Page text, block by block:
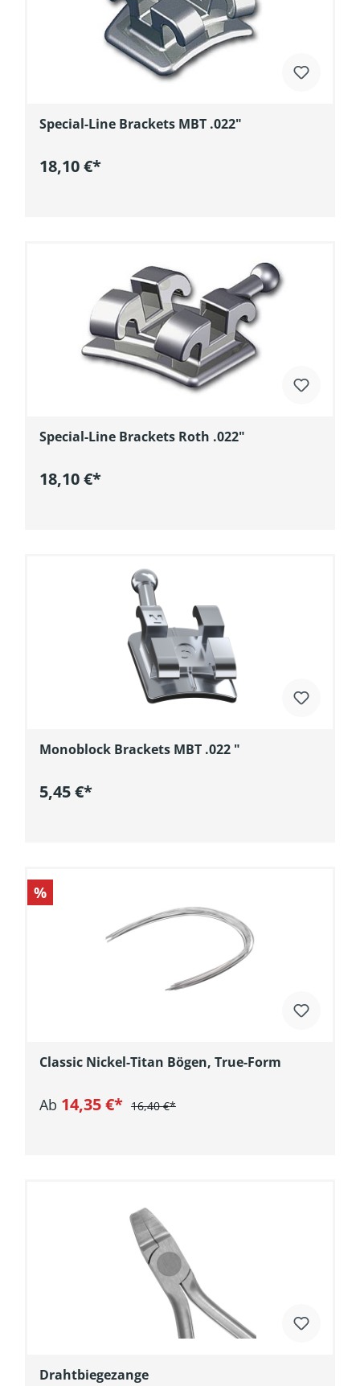
Special-Line Brackets MBT .022"
18,10 €*
Special-Line Brackets Roth .022"
18,10 €*
Monoblock Brackets MBT .022 "
5,45 €*
%
Classic Nickel-Titan Bögen, True-Form
Ab 14,35 €* 16,40 €*
Drahtbiegezange